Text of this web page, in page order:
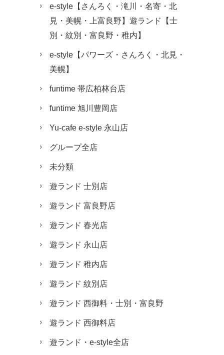
e-style【さんろく・滝川・名寄・北
見・美幌・上富良野】遊ランド【士
別・紋別・富良野・稚内】
e-style【パワーズ・さんろく・北見・
美幌】
funtime 帯広柏林台店
funtime 旭川豊岡店
Yu-cafe e-style 永山店
グループ全店
未分類
遊ランド 士別店
遊ランド 富良野店
遊ランド 春光店
遊ランド 永山店
遊ランド 稚内店
遊ランド 紋別店
遊ランド 西御料・士別・富良野
遊ランド 西御料店
遊ランド・e-style全店